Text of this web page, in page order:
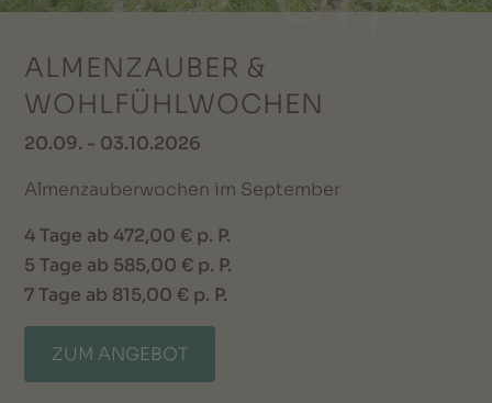
ALMENZAUBER &
WOHLFÜHLWOCHEN
20.09. - 03.10.2026
Almenzauberwochen im September
4 Tage ab 472,00 € p. P.
5 Tage ab 585,00 € p. P.
7 Tage ab 815,00 € p. P.
ZUM ANGEBOT